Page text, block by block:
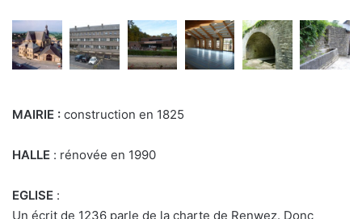
MAIRIE : construction en 1825
HALLE : rénovée en 1990
EGLISE :
Un écrit de 1236 parle de la charte de Renwez. Donc